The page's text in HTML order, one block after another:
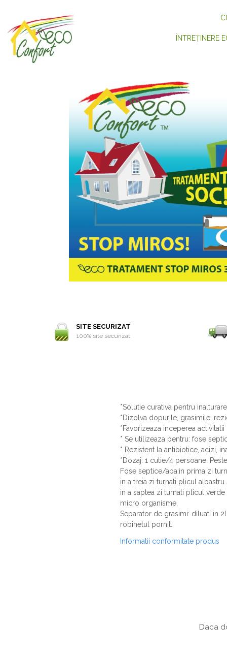
ÎNTREȚINERE
SITE SECURIZAT
100% site securizat
*Solutie curativa pentru
*Dizolva dopurile, grasimile,
*Favorizeaza inceperea
* Se utilizeaza pentru: fose
* Rezistent la antibiotice, acizi,
*Dozaj: 1 cutie/4 persoane.
Fose septice/apa:in prima zi
in a treia zi turnati plicul
in a saptea zi turnati plicul
micro organisme.
Separator de grasimi: diluati in
robinetul pornit.
Informatii conformitate produs
Daca